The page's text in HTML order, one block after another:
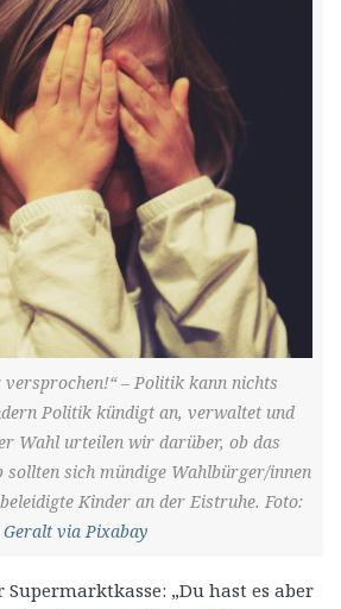
versprochen!“ – Politik kann nichts
Politik kündigt an, verwaltet und
Wahl urteilen wir darüber, ob das
sollten sich mündige Wahlbürger/innen
Kinder an der Eistruhe. Foto:
Geralt via Pixabay
„Du hast es aber